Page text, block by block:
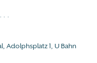
Adolphsplatz 1, U Bahn